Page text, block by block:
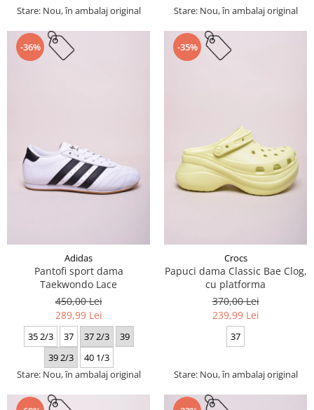
Stare: Nou, în ambalaj original Stare: Nou, în ambalaj original
-36%
Adidas
Pantofi sport dama
Taekwondo Lace
450,00 Lei
289,99 Lei
35 2/3 37 37 2/3
39
39 2/3
40 1/3
Stare: Nou, în ambalaj original
-35%
Crocs
Papuci dama Classic Bae Clog,
cu platforma
370,00 Lei
239,99 Lei
37
Stare: Nou, în ambalaj original